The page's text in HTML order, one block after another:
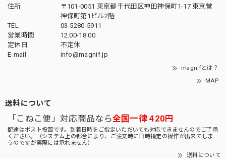
住所
〒101-0051 東京都千代田区神田神保町1-17 東京堂
神保町第1ビル2階
TEL
03-5280-5911
営業時間
12:00-18:00
定休日
不定休
E-mail
info@magnif.jp
magnifとは？
MAP
送料について
「こねこ便」対応商品なら全国一律 420円
配達はポスト投函です。到着日時をご指定いただいても対応できませんのでご了承
ください。（システム上の都合により、ご注文時に日時指定の操作が出来てしま
うのですが実際には承れません）
送料について